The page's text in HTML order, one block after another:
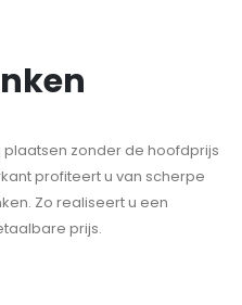
plaatsen zonder de hoofdprijs
profiteert u van scherpe
Zo realiseert u een
prijs.